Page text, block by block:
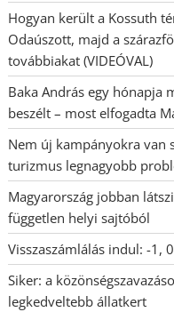
Hogyan került a Kossuth
Odaúszott, majd a
továbbiakat (VIDEÓVAL)
Baka András egy hónapja
beszélt – most elfogadta
Nem új kampányokra van
turizmus legnagyobb
Magyarország jobban
független helyi sajtóból
Visszaszámlálás indul: -1,
Siker: a
legkedveltebb állatkert